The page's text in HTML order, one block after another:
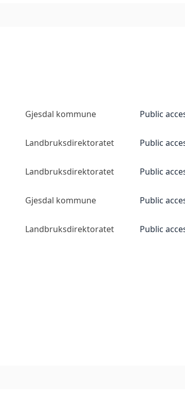
Gjesdal kommune Public
Landbruksdirektoratet Public
Landbruksdirektoratet Public
Gjesdal kommune Public
Landbruksdirektoratet Public